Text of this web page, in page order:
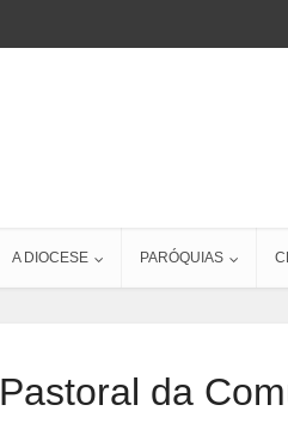
A DIOCESE PARÓQUIAS
Pastoral da